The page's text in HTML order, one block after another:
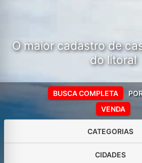
O maior cadastro de
do litoral
VENDA
BUSCA COMPLETA
CATEGORIAS
CIDADES